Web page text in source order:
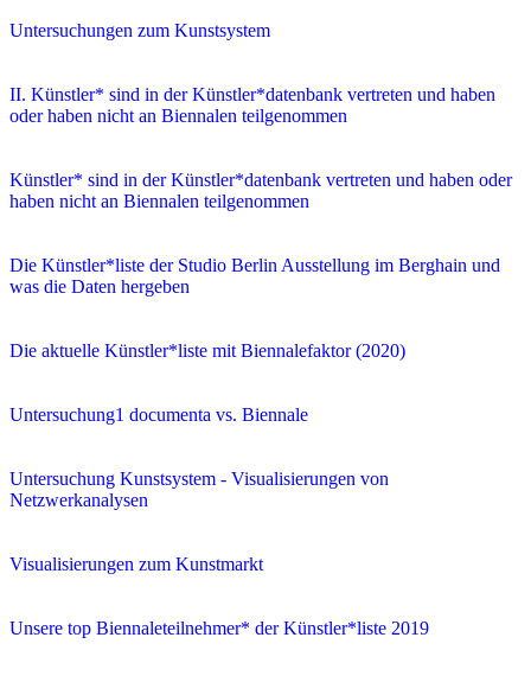
Untersuchungen zum Kunstsystem
II. Künstler* sind in der Künstler*datenbank vertreten und haben
oder haben nicht an Biennalen teilgenommen
Künstler* sind in der Künstler*datenbank vertreten und haben oder
haben nicht an Biennalen teilgenommen
Die Künstler*liste der Studio Berlin Ausstellung im Berghain und
was die Daten hergeben
Die aktuelle Künstler*liste mit Biennalefaktor (2020)
Untersuchung1 documenta vs. Biennale
Untersuchung Kunstsystem - Visualisierungen von
Netzwerkanalysen
Visualisierungen zum Kunstmarkt
Unsere top Biennaleteilnehmer* der Künstler*liste 2019